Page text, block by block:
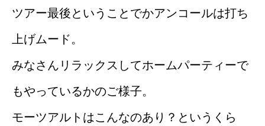
ツアー最後ということでかアンコールは打ち
上げムード。
みなさんリラックスしてホームパーティーで
もやっているかのご様子。
モーツアルトはこんなのあり？というくら